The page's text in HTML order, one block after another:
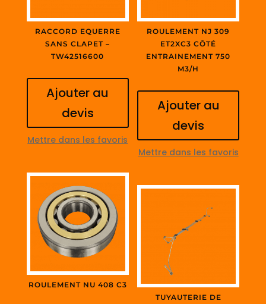
RACCORD EQUERRE
SANS CLAPET –
TW42516600
Ajouter au
devis
Mettre dans les favoris
ROULEMENT NJ 309
ET2XC3 CÔTÉ
ENTRAINEMENT 750
M3/H
Ajouter au
devis
Mettre dans les favoris
ROULEMENT NU 408 C3
TUYAUTERIE DE